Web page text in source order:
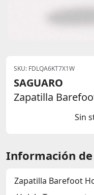
SKU: FDLQA6KT7X1W
SAGUARO
Zapatilla
Sin
Información
Zapatilla Barefoot